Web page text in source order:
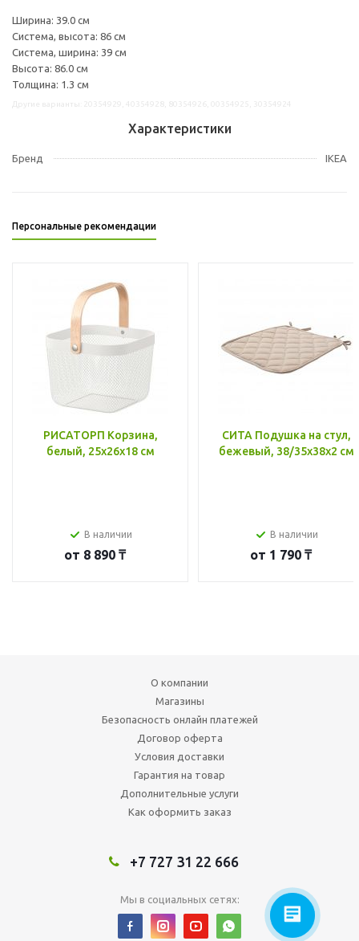
Ширина: 39.0 см
Система, высота: 86 см
Система, ширина: 39 см
Высота: 86.0 см
Толщина: 1.3 см
Характеристики
Бренд IKEA
Персональные рекомендации
РИСАТОРП Корзина,
белый, 25x26x18 см
В наличии
от 8 890 ₸
СИТА Подушка на стул,
бежевый, 38/35x38x2 см
В наличии
от 1 790 ₸
О компании
Магазины
Безопасность онлайн платежей
Договор оферта
Условия доставки
Гарантия на товар
Дополнительные услуги
Как оформить заказ
+7 727 31 22 666
Мы в социальных сетях: